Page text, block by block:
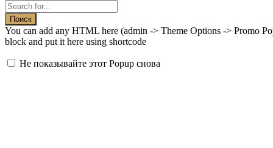
Поиск
You can add any HTML here (admin -> Theme Options -> Promo
block and put it here using shortcode
Не показывайте этот Popup снова